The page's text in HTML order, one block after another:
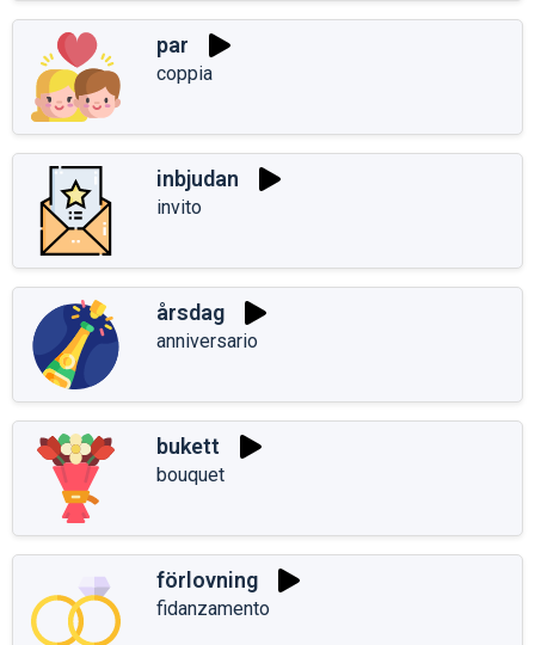
par
coppia
inbjudan
invito
årsdag
anniversario
bukett
bouquet
förlovning
fidanzamento